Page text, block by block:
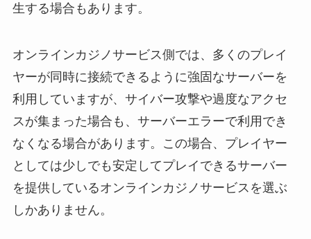
生する場合もあります。
オンラインカジノサービス側では、多くのプレイ
ヤーが同時に接続できるように強固なサーバーを
利用していますが、サイバー攻撃や過度なアクセ
スが集まった場合も、サーバーエラーで利用でき
なくなる場合があります。この場合、プレイヤー
としては少しでも安定してプレイできるサーバー
を提供しているオンラインカジノサービスを選ぶ
しかありません。